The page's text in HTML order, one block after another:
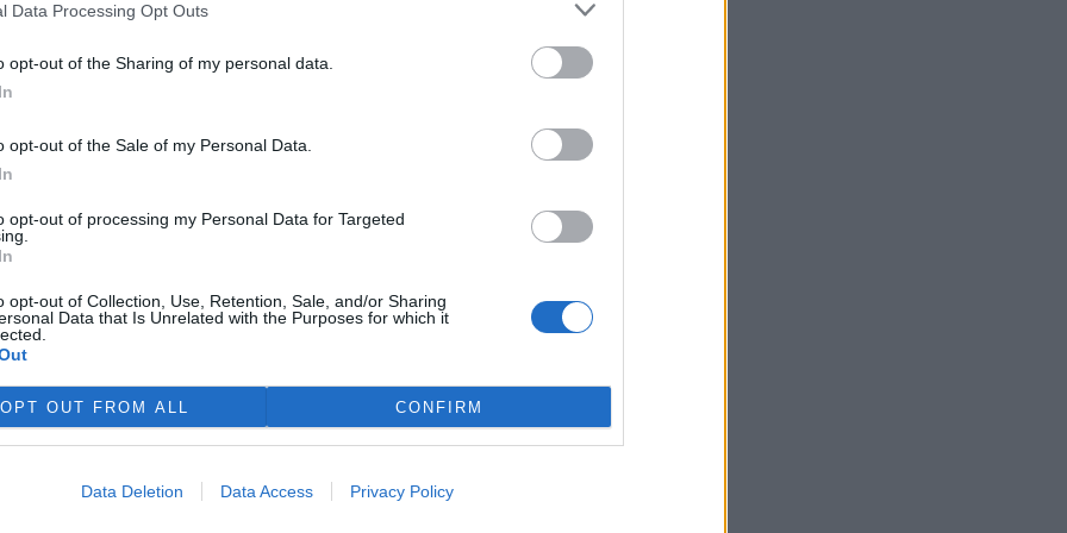
Data Processing Opt Outs
opt-out of the Sharing of my personal data.
opt-out of the Sale of my Personal Data.
opt-out of processing my Personal Data for Targeted
opt-out of Collection, Use, Retention, Sale, and/or Sharing
Data that Is Unrelated with the Purposes for which it
OPT OUT FROM ALL CONFIRM
Data Deletion Data Access Privacy Policy
a dostupných odborníků byla hlavním důvodem,
slitin s tvarovou pamětí vybudovali právě ve
Mark Connolly,
aktivit agentury CzechInvest Reného Samka propojení
how a spolupráce s českými univerzitami dělá z
s vysokou přidanou hodnotou pro Českou republiku.
na vývoji nové generace tepelných čerpadel
což je jeden z největších světových výrobců